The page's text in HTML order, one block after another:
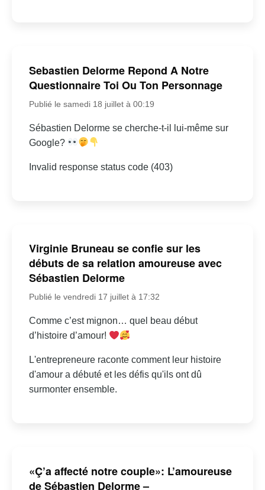
Sebastien Delorme Repond A Notre
Questionnaire Toi Ou Ton Personnage
Publié le samedi 18 juillet à 00:19
Sébastien Delorme se cherche-t-il lui-même sur
Google?
Invalid response status code (403)
Virginie Bruneau se confie sur les
débuts de sa relation amoureuse avec
Sébastien Delorme
Publié le vendredi 17 juillet à 17:32
Comme c’est mignon… quel beau début
d’histoire d’amour!
L'entrepreneure raconte comment leur histoire
d'amour a débuté et les défis qu'ils ont dû
surmonter ensemble.
«Ç’a affecté notre couple»: L’amoureuse
de Sébastien Delorme –